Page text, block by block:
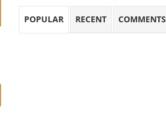
POPULAR RECENT COMMENTS